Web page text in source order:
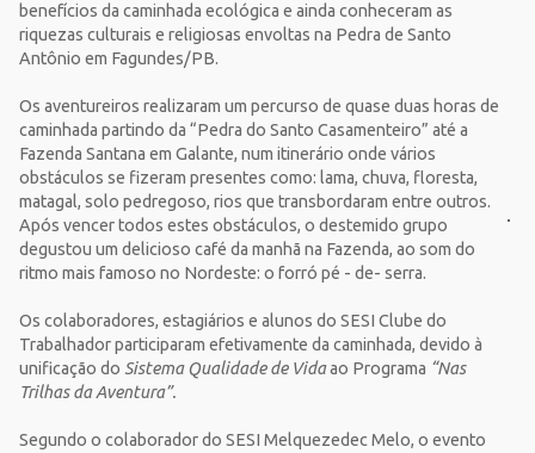
benefícios da caminhada ecológica e ainda conheceram as
riquezas culturais e religiosas envoltas na Pedra de Santo
Antônio em Fagundes/PB.
Os aventureiros realizaram um percurso de quase duas horas de
caminhada partindo da “Pedra do Santo Casamenteiro” até a
Fazenda Santana em Galante, num itinerário onde vários
obstáculos se fizeram presentes como: lama, chuva, floresta,
matagal, solo pedregoso, rios que transbordaram entre outros.
Após vencertodos estes obstáculos, o destemido grupo
degustou um delicioso café da manhã na Fazenda, ao som do
ritmo mais famoso no Nordeste: o forró pé - de- serra.
Os colaboradores, estagiários e alunos do SESI Clube do
Trabalhador participaram efetivamente da caminhada, devido à
unificação do Sistema Qualidade de Vidaao Programa “Nas
Trilhas da Aventura”.
Segundo o colaborador do SESI Melquezedec Melo, o evento